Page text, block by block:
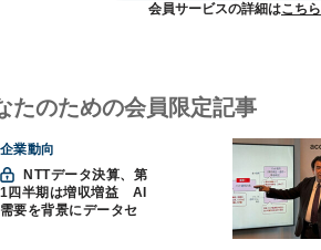
会員サービスの詳細はこちら
たのための会員限定記事
企業動向
1四半期は増収増益 AI
需要を背景にデータセ